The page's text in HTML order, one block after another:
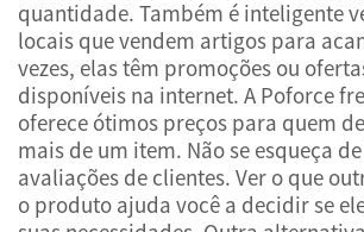
quantidade. Também é inteligente
locais que vendem artigos para
vezes, elas têm promoções ou
disponíveis na internet. A Poforce
oferece ótimos preços para quem
mais de um item. Não se esqueça
avaliações de clientes. Ver o que
o produto ajuda você a decidir se